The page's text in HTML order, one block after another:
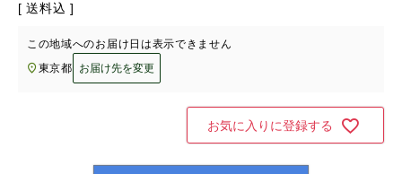
送料込
この地域へのお届け日は表示できません
東京都
お届け先を変更
お気に入りに登録する